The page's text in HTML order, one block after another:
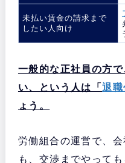
未払い賃金の請求まで
したい人向け
一般的な正社員の方
い、という人は「退
ょう。
労働組合の運営で、
も、交渉までやって